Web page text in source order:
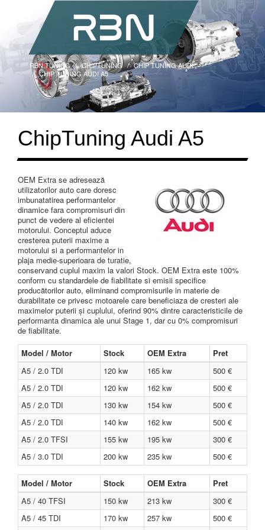
RBN TUNING CHIPTUNING
CHIP TUNING AUDI
CHIP TUNING AUDI A5
ChipTuning Audi A5
OEM Extra se adresează
utilizatorilor auto care doresc
imbunatatirea performantelor
dinamice fara compromisuri din
punct de vedere al eficientei
motorului. Conceptul aduce
cresterea puterii maxime a
motorului si a performantelor in
plaja medie-superioara de turatie,
conservand cuplul maxim la valori Stock. OEM Extra este 100%
conform cu standardele de fiabilitate si emisii specifice
producătorilor auto, eliminand compromisurile in materie de
durabilitate ce privesc motoarele care beneficiaza de cresteri ale
maximelor puterii și cuplului, oferind 90% dintre caracteristicile de
performanta dinamica ale unui Stage 1, dar cu 0% compromisuri
de fiabilitate.
Model / Motor
Stock OEM Extra
Pret
A5 / 2.0 TDI
120 kw 165 kw
500 €
A5 / 2.0 TDI
120 kw 162 kw
500 €
A5 / 2.0 TDI
130 kw 154 kw
500 €
A5 / 2.0 TDI
140 kw 162 kw
500 €
A5 / 2.0 TFSI
155 kw 195 kw
300 €
A5 / 3.0 TDI
200 kw 235 kw 500 €
Model / Motor Stock OEM Extra
Pret
A5 / 40 TFSI
150 kw 213 kw
300 €
A5 / 45 TDI
170 kw 257 kw
500 €